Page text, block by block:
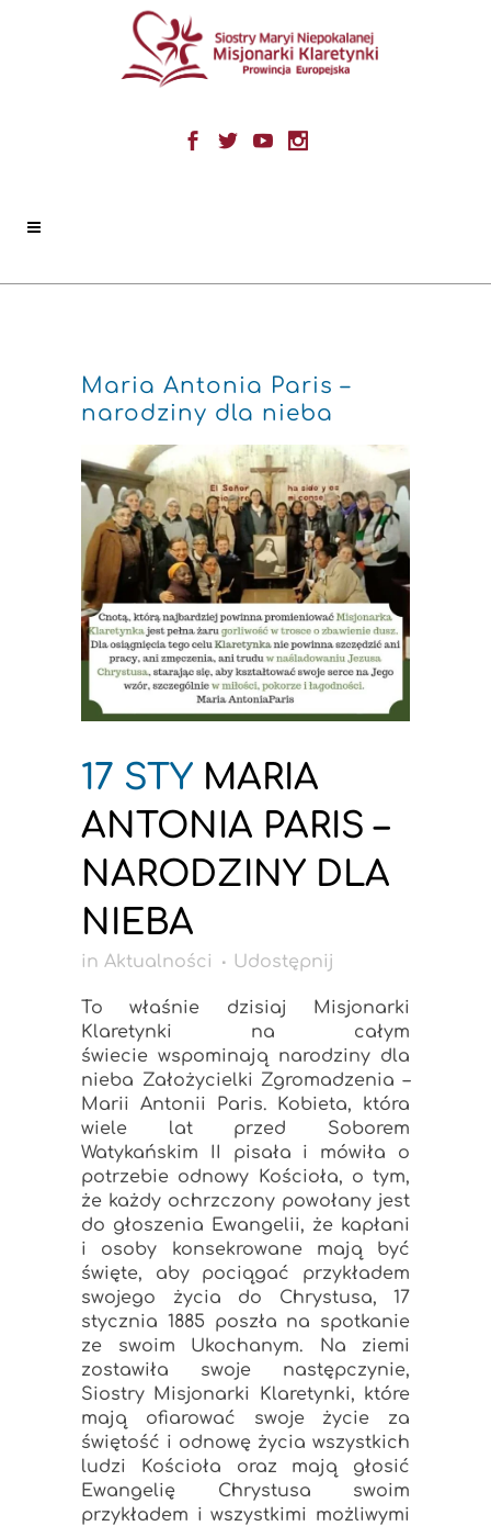
Maria Antonia Paris –
narodziny dla nieba
17 STY MARIA
ANTONIA PARIS –
NARODZINY DLA
NIEBA
in Aktualności Udostępnij
To właśnie dzisiaj Misjonarki
Klaretynki na całym
świecie wspominają narodziny dla
nieba Założycielki Zgromadzenia –
Marii Antonii Paris. Kobieta, która
wiele lat przed Soborem
Watykańskim II pisała i mówiła o
potrzebie odnowy Kościoła, o tym,
że każdy ochrzczony powołany jest
do głoszenia Ewangelii, że kapłani
i osoby konsekrowane mają być
święte, aby pociągać przykładem
swojego życia do Chrystusa, 17
stycznia 1885 poszła na spotkanie
ze swoim Ukochanym. Na ziemi
zostawiła swoje następczynie,
Siostry Misjonarki Klaretynki, które
mają ofiarować swoje życie za
świętość i odnowę życia wszystkich
ludzi Kościoła oraz mają głosić
Ewangelię Chrystusa swoim
przykładem i wszystkimi możliwymi